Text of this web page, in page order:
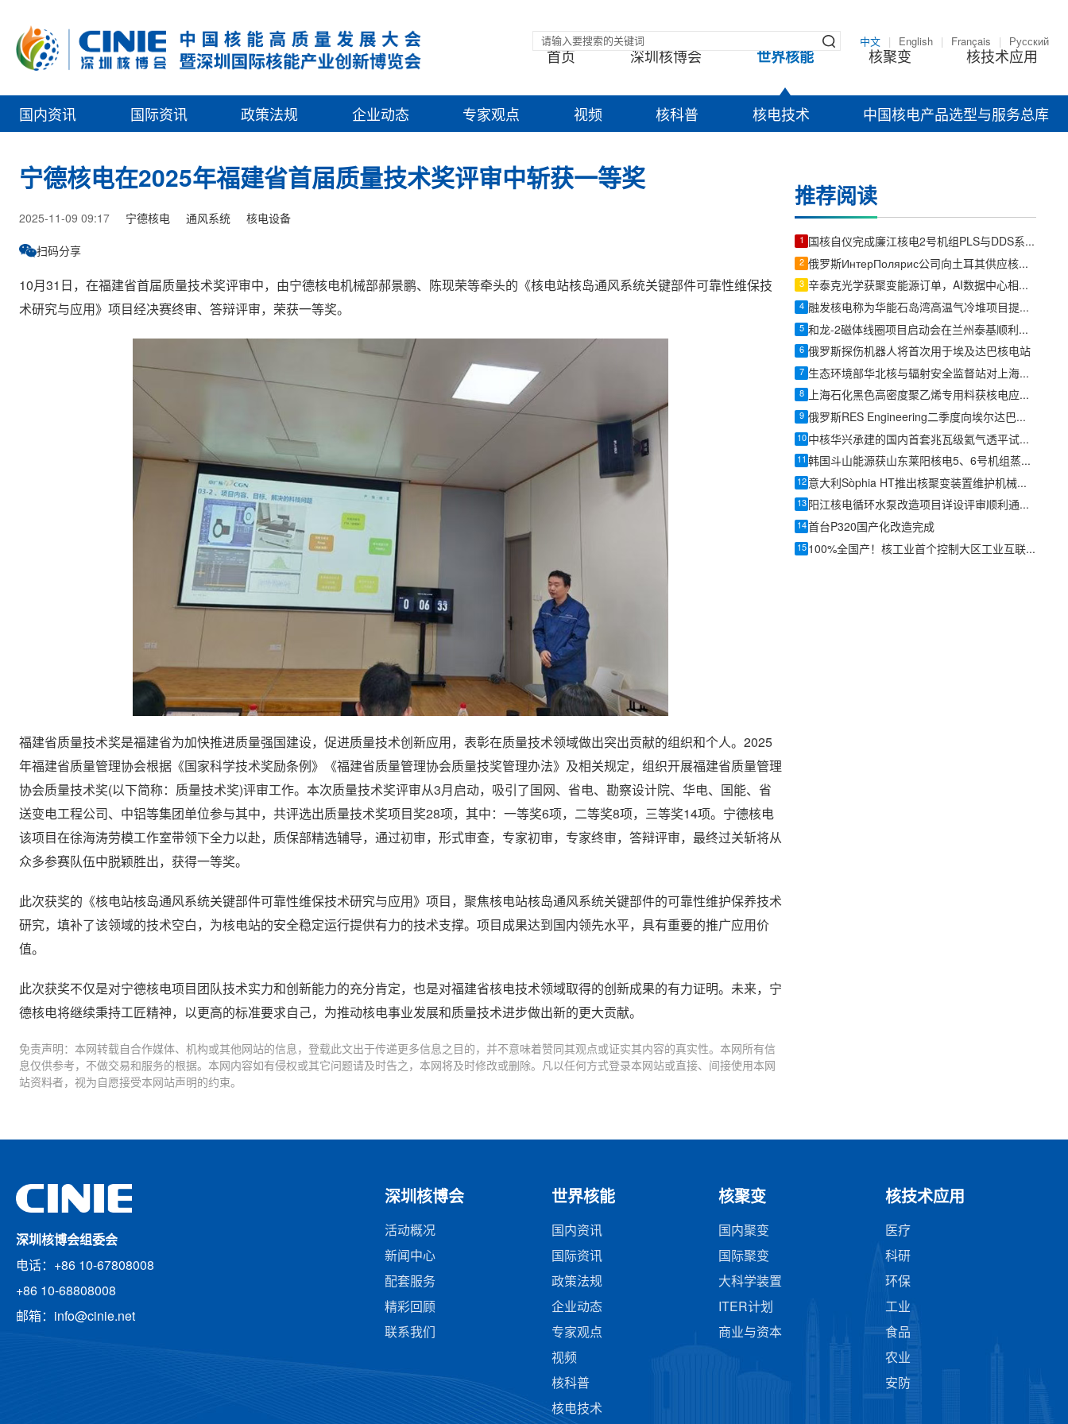
中文 English Français Русский
首页 深圳核博会 世界核能 核聚变 核技术应用
国内资讯 国际资讯 政策法规 企业动态 专家观点 视频 核科普 核电技术 中国核电产品选型与服务总库
宁德核电在2025年福建省首届质量技术奖评审中斩获一等奖
2025-11-09 09:17 宁德核电 通风系统 核电设备
扫码分享
10月31日，在福建省首届质量技术奖评审中，由宁德核电机械部郝景鹏、陈现荣等牵头的《核电站核岛通风系统关键部件可靠性维保技
术研究与应用》项目经决赛终审、答辩评审，荣获一等奖。
福建省质量技术奖是福建省为加快推进质量强国建设，促进质量技术创新应用，表彰在质量技术领域做出突出贡献的组织和个人。2025
年福建省质量管理协会根据《国家科学技术奖励条例》《福建省质量管理协会质量技奖管理办法》及相关规定，组织开展福建省质量管理
协会质量技术奖(以下简称：质量技术奖)评审工作。本次质量技术奖评审从3月启动，吸引了国网、省电、勘察设计院、华电、国能、省
送变电工程公司、中铝等集团单位参与其中，共评选出质量技术奖项目奖28项，其中：一等奖6项，二等奖8项，三等奖14项。宁德核电
该项目在徐海涛劳模工作室带领下全力以赴，质保部精选辅导，通过初审，形式审查，专家初审，专家终审，答辩评审，最终过关斩将从
众多参赛队伍中脱颖胜出，获得一等奖。
此次获奖的《核电站核岛通风系统关键部件可靠性维保技术研究与应用》项目，聚焦核电站核岛通风系统关键部件的可靠性维护保养技术
研究，填补了该领域的技术空白，为核电站的安全稳定运行提供有力的技术支撑。项目成果达到国内领先水平，具有重要的推广应用价
值。
此次获奖不仅是对宁德核电项目团队技术实力和创新能力的充分肯定，也是对福建省核电技术领域取得的创新成果的有力证明。未来，宁
德核电将继续秉持工匠精神，以更高的标准要求自己，为推动核电事业发展和质量技术进步做出新的更大贡献。
免责声明：本网转载自合作媒体、机构或其他网站的信息，登载此文出于传递更多信息之目的，并不意味着赞同其观点或证实其内容的真实性。本网所有信
息仅供参考，不做交易和服务的根据。本网内容如有侵权或其它问题请及时告之，本网将及时修改或删除。凡以任何方式登录本网站或直接、间接使用本网
站资料者，视为自愿接受本网站声明的约束。
推荐阅读
1 国核自仪完成廉江核电2号机组PLS与DDS系统首批机柜发运
2 俄罗斯ИнтерПолярис公司向土耳其供应核电站球形阀
3 辛泰克光学获聚变能源订单，AI数据中心相关订单总额超400万美元
4 融发核电称为华能石岛湾高温气冷堆项目提供常规岛锻件
5 和龙-2磁体线圈项目启动会在兰州泰基顺利召开
6 俄罗斯探伤机器人将首次用于埃及达巴核电站
7 生态环境部华北核与辐射安全监督站对上海电气凯士比核电泵阀开展主泵轴设计制造现场监督
8 上海石化黑色高密度聚乙烯专用料获核电应用资质
9 俄罗斯RES Engineering二季度向埃尔达巴核电站交付71台泵机组
10 中核华兴承建的国内首套兆瓦级氦气透平试验装置热试成功
11 韩国斗山能源获山东莱阳核电5、6号机组蒸汽发生器锻件订单
12 意大利Sòphia HT推出核聚变装置维护机械臂ROMAN
13 阳江核电循环水泵改造项目详设评审顺利通过评审
14 首台P320国产化改造完成
15 100%全国产！核工业首个控制大区工业互联网平台成功研制
深圳核博会组委会
电话：+86 10-67808008
+86 10-68808008
邮箱：info@cinie.net
深圳核博会
活动概况
新闻中心
配套服务
精彩回顾
联系我们
世界核能
国内资讯
国际资讯
政策法规
企业动态
专家观点
视频
核科普
核电技术
核聚变
国内聚变
国际聚变
大科学装置
ITER计划
商业与资本
核技术应用
医疗
科研
环保
工业
食品
农业
安防